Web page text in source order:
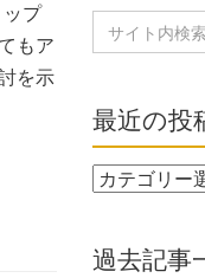
プ
もア
を示
最近の投
過去記事